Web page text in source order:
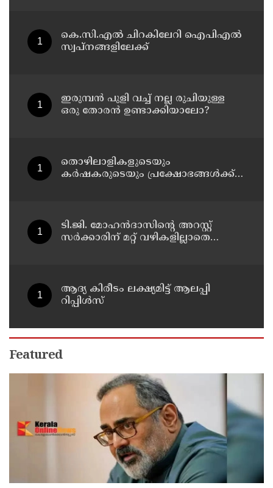
കെ.സി.എൽ ചിറകിലേറി ഐപിഎൽ
സ്വപ്നങ്ങളിലേക്ക്
ഇരുമ്പന്‍ പുളി വച്ച് നല്ല രുചിയുള്ള
ഒരു തോരന്‍ ഉണ്ടാക്കിയാലോ?
തൊഴിലാളികളുടെയും
കർഷകരുടെയും പ്രക്ഷോഭങ്ങൾക്ക്
ടി.ജി. മോഹൻദാസിന്റെ അറസ്റ്റ്
സർക്കാരിന് മറ്റ് വഴികളില്ലാതെ
ആദ്യ കിരീടം ലക്ഷ്യമിട്ട് ആലപ്പി
റിപ്പിൾസ്
Featured